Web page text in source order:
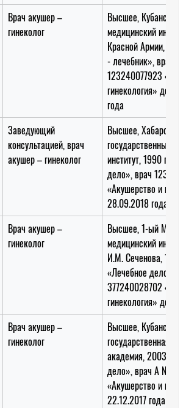
Врач акушер –
гинеколог
Высшее, Кубанский
медицинский
Красной Армии,
- лечебник», врач
123240077923
гинекология» до
года
Заведующий
консультацией, врач
акушер – гинеколог
Высшее,
государственный
институт, 1990 год,
дело», врач
«Акушерство и
28.09.2018 года
Врач акушер –
гинеколог
Высшее, 1-ый
медицинский
И.М. Сеченова, 1980
«Лечебное дело»,
377240028702
гинекология» до
Врач акушер –
гинеколог
Высшее, Кубанская
государственная
академия, 2003
дело», врач А
«Акушерство и
22.12.2017 года